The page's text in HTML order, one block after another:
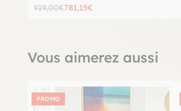
919,00€781,15€
Vous aimerez aussi
PROMO